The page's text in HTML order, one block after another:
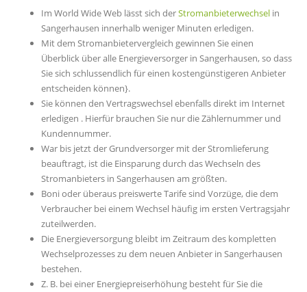
Im World Wide Web lässt sich derStromanbieterwechsel in
Sangerhausen innerhalb weniger Minuten erledigen.
Mit dem Stromanbietervergleich gewinnen Sie einen
Überblick über alle Energieversorger in Sangerhausen, so dass
Sie sich schlussendlich für einen kostengünstigeren Anbieter
entscheiden können}.
Sie können den Vertragswechsel ebenfalls direkt im Internet
erledigen . Hierfür brauchen Sie nur die Zählernummer und
Kundennummer.
War bis jetzt der Grundversorger mit der Stromlieferung
beauftragt, ist die Einsparung durch das Wechseln des
Stromanbieters in Sangerhausen am größten.
Boni oder überaus preiswerte Tarife sind Vorzüge, die dem
Verbraucher bei einem Wechsel häufig im ersten Vertragsjahr
zuteilwerden.
Die Energieversorgung bleibt im Zeitraum des kompletten
Wechselprozesses zu dem neuen Anbieter in Sangerhausen
bestehen.
Z. B. bei einer Energiepreiserhöhung besteht für Sie die